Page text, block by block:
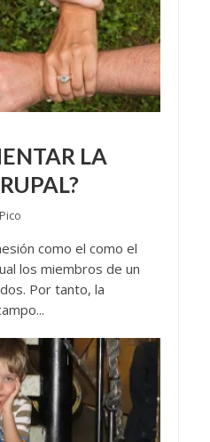
LA
como el como el
los miembros de un
Por tanto, la